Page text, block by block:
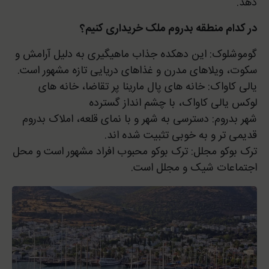
در کدام منطقه بدروم ملک خریداری کنیم؟
گوموشلوک: این دهکده جذاب ماهیگیری به دلیل آرامش و
سکوت، ویلاهای مدرن و غذاهای دریایی تازه مشهور است.
یالی کاواک: خانه های پال مارینا پر تقاضا، خانه های
لوکس یالی کاواک، با چشم انداز گسترده
شهر بدروم: دسترسی به شهر و با نمای قلعه، املاک بدروم
قدیمی تر و به خوبی تثبیت شده اند.
ترک بوکو مجلل: ترک بوکو محبوب افراد مشهور است و محل
اجتماعات شیک و مجلل است.